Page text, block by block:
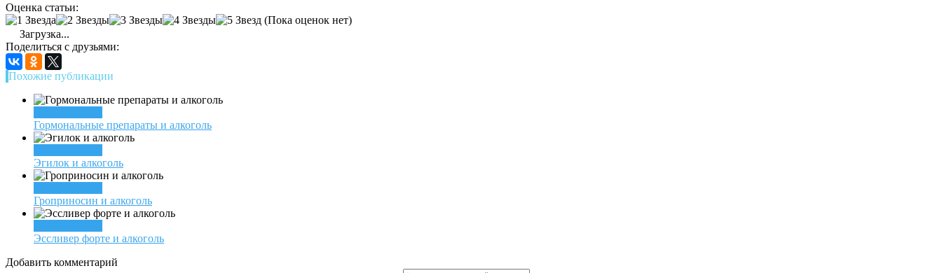
Оценка статьи:
(Пока оценок нет)
Загрузка...
Поделиться с друзьями:
Похожие публикации
Гормональные препараты и алкоголь
Эгилок и алкоголь
Гроприносин и алкоголь
Эссливер форте и алкоголь
Добавить комментарий